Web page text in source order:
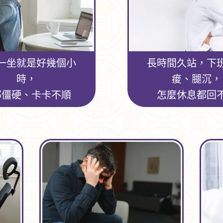
坐就是好幾個小
時，
硬、卡卡不順
長時間久站，下
痠、腿沉，
怎麼休息都回